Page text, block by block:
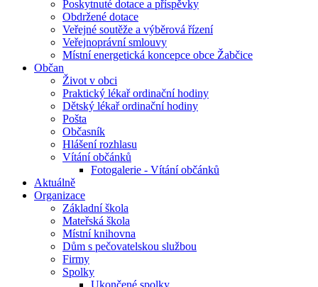
Poskytnuté dotace a příspěvky
Obdržené dotace
Veřejné soutěže a výběrová řízení
Veřejnoprávní smlouvy
Místní energetická koncepce obce Žabčice
Občan
Život v obci
Praktický lékař ordinační hodiny
Dětský lékař ordinační hodiny
Pošta
Občasník
Hlášení rozhlasu
Vítání občánků
Fotogalerie - Vítání občánků
Aktuálně
Organizace
Základní škola
Mateřská škola
Místní knihovna
Dům s pečovatelskou službou
Firmy
Spolky
Ukončené spolky